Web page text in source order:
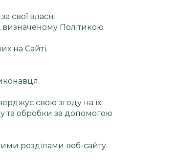
свої власні
визначеному Політикою
на Сайті.
свою згоду на їх
та обробки за допомогою
розділами веб-сайту